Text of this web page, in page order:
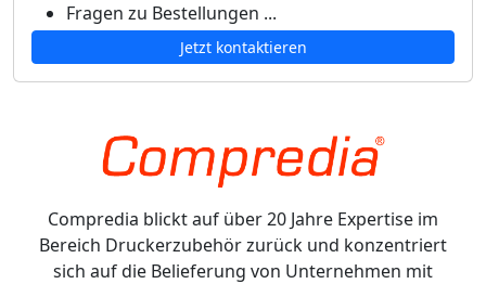
Fragen zu Bestellungen ...
Jetzt kontaktieren
Compredia blickt auf über 20 Jahre Expertise im
Bereich Druckerzubehör zurück und konzentriert
sich auf die Belieferung von Unternehmen mit